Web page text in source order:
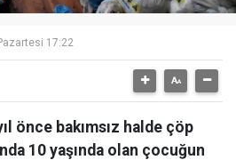
17:22
önce bakımsız halde çöp
10 yaşında olan çocuğun